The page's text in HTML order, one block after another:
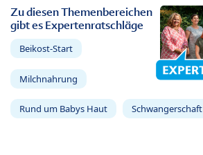
Zu diesen Themenbereichen
gibt es Expertenratschläge
Beikost-Start
Milchnahrung
Rund um Babys Haut Schwangerschaft